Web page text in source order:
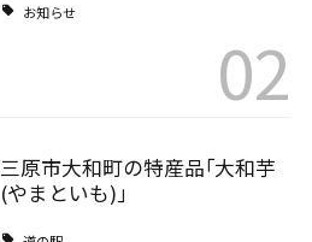
お知らせ
02
三原市大和町の特産品｢大和芋
(やまといも)｣